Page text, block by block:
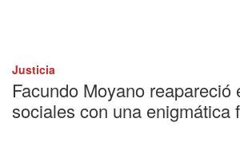
Justicia
Facundo Moyano reapareció
sociales con una enigmática